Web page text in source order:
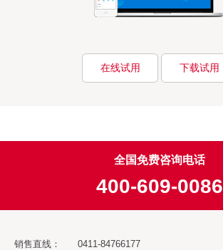
在线试用 下载试用
全国免费咨询电话
400-609-0086
销售直线： 0411-84766177